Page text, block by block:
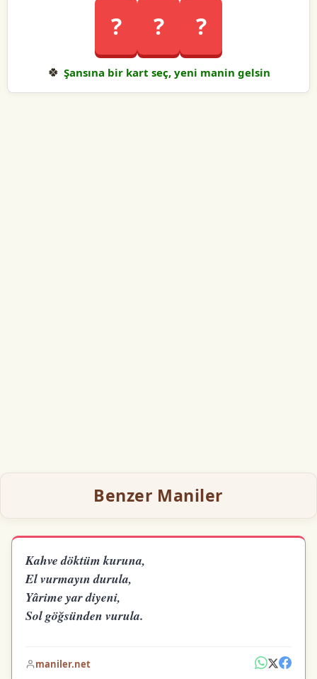
? ? ?
🍀 Şansına bir kart seç, yeni manin gelsin
Benzer Maniler
Kahve döktüm kuruna,
El vurmayın durula,
Yârime yar diyeni,
Sol göğsünden vurula.
maniler.net